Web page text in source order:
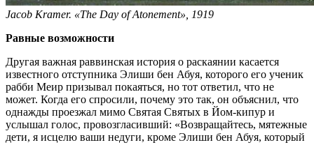
Jacob Kramer. «The Day of Atonement», 1919
Равные возможности
Другая важная раввинская история о раскаянии касается
известного отступника Элиши бен Абуя, которого его ученик
рабби Меир призывал покаяться, но тот ответил, что не
может. Когда его спросили, почему это так, он объяснил, что
однажды проезжал мимо Святая Святых в Йом-кипур и
услышал голос, провозгласивший: «Возвращайтесь, мятежные
дети, я исцелю ваши недуги, кроме Элиши бен Абуя, который